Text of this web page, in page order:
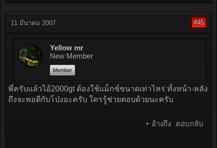
11 มีนาคม 2007 #45
Yellow mr
New Member
Member
พี่ครับแล้วไอ้2000gt ต้องใช้แม็กซ์ขนาดเท่าไหร่ ทั้งหน้า-หลัง
ถึงจะพอดีกับโป่งอะครับ ใครรู้ช่วยตอบด้วยนะครับ
+ อ้างถึง ตอบกลับ